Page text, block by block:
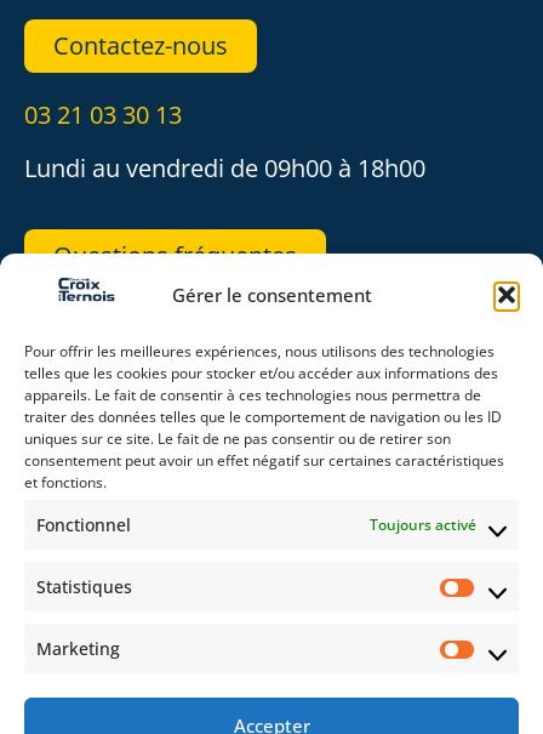
Gérer le consentement
Pour offrir les meilleures expériences, nous utilisons des technologies
telles que les cookies pour stocker et/ou accéder aux informations des
appareils. Le fait de consentir à ces technologies nous permettra de
traiter des données telles que le comportement de navigation ou les ID
uniques sur ce site. Le fait de ne pas consentir ou de retirer son
consentement peut avoir un effet négatif sur certaines caractéristiques
et fonctions.
Fonctionnel Toujours activé
Statistiques
Marketing
Accepter
Contactez-nous
03 21 03 30 13
Lundi au vendredi de 09h00 à 18h00
Questions fréquentes
RESTEZ CONNECTÉ(E)